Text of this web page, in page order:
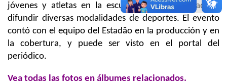
jóvenes y atletas en la escuela, con la finalidad de
difundir diversas modalidades de deportes. El evento
contó con el equipo del Estadão en la producción y en
la cobertura, y puede ser visto en el portal del
periódico.
Vea todas las fotos en álbumes relacionados.